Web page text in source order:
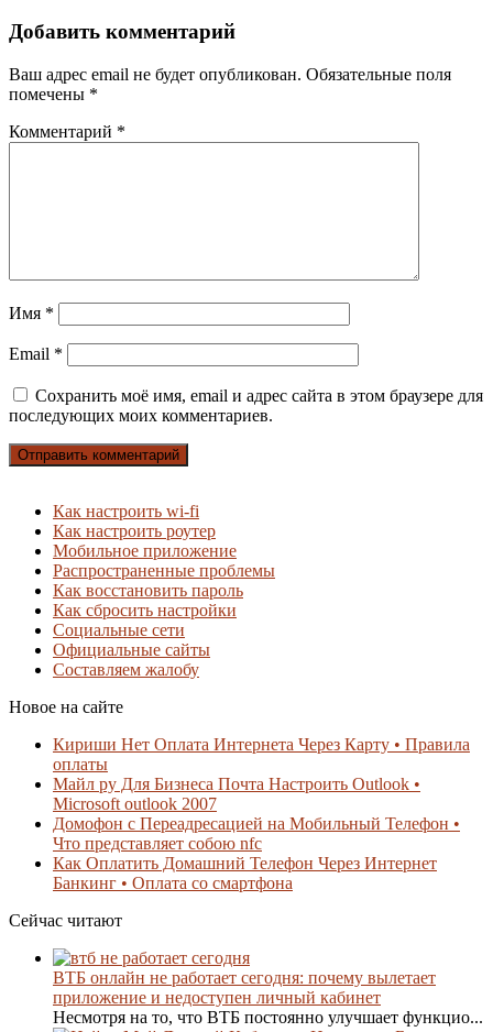
Добавить комментарий
Ваш адрес email не будет опубликован. Обязательные поля
помечены *
Комментарий *
Имя *
Email *
Сохранить моё имя, email и адрес сайта в этом браузере для
последующих моих комментариев.
Как настроить wi-fi
Как настроить роутер
Мобильное приложение
Распространенные проблемы
Как восстановить пароль
Как сбросить настройки
Социальные сети
Официальные сайты
Составляем жалобу
Новое на сайте
Кириши Нет Оплата Интернета Через Карту • Правила
оплаты
Майл ру Для Бизнеса Почта Настроить Outlook •
Microsoft outlook 2007
Домофон с Переадресацией на Мобильный Телефон •
Что представляет собою nfc
Как Оплатить Домашний Телефон Через Интернет
Банкинг • Оплата со смартфона
Сейчас читают
ВТБ онлайн не работает сегодня: почему вылетает
приложение и недоступен личный кабинет
Несмотря на то, что ВТБ постоянно улучшает функцио...